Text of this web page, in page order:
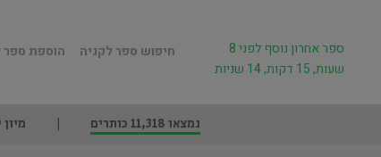
חיפוש ספר לקניה הוספת ספר
ספר אחרון נוסף לפני 8
שעות, 15 דקות, 14 שניות
נמצאו 11,318 כותרים